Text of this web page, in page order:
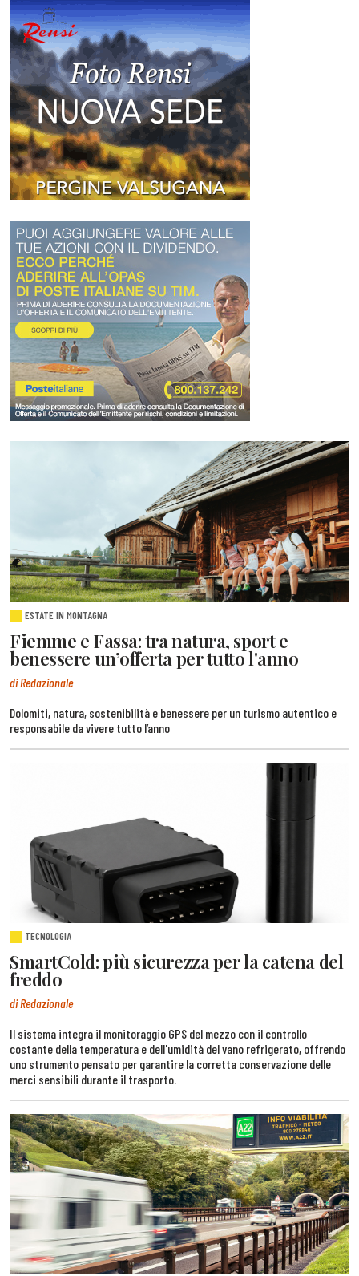
ESTATE IN MONTAGNA
Fiemme e Fassa: tra natura, sport e
benessere un’offerta per tutto l'anno
di Redazionale
Dolomiti, natura, sostenibilità e benessere per un turismo autentico e
responsabile da vivere tutto l’anno
TECNOLOGIA
SmartCold: più sicurezza per la catena del
freddo
di Redazionale
Il sistema integra il monitoraggio GPS del mezzo con il controllo
costante della temperatura e dell'umidità del vano refrigerato, offrendo
uno strumento pensato per garantire la corretta conservazione delle
merci sensibili durante il trasporto.